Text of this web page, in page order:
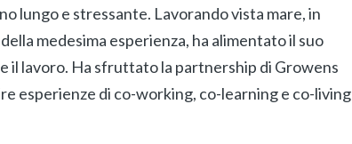
lungo e stressante. Lavorando vista mare, in
medesima esperienza, ha alimentato il suo
il lavoro. Ha sfruttato la partnership di Growens
esperienze di co-working, co-learning e co-living